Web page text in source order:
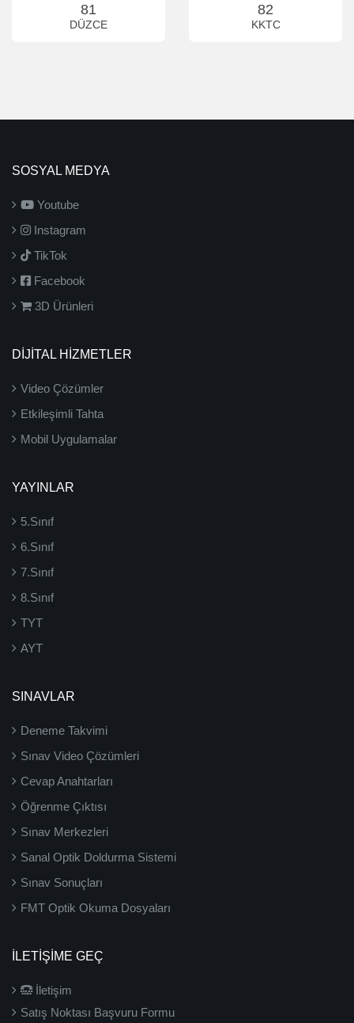
81
DÜZCE
82
KKTC
SOSYAL MEDYA
Youtube
Instagram
TikTok
Facebook
3D Ürünleri
DİJİTAL HİZMETLER
Video Çözümler
Etkileşimli Tahta
Mobil Uygulamalar
YAYINLAR
5.Sınıf
6.Sınıf
7.Sınıf
8.Sınıf
TYT
AYT
SINAVLAR
Deneme Takvimi
Sınav Video Çözümleri
Cevap Anahtarları
Öğrenme Çıktısı
Sınav Merkezleri
Sanal Optik Doldurma Sistemi
Sınav Sonuçları
FMT Optik Okuma Dosyaları
İLETIŞIME GEÇ
İletişim
Satış Noktası Başvuru Formu